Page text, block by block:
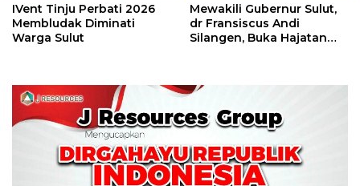
IVent Tinju Perbati 2026
Membludak Diminati
Warga Sulut
Mewakili Gubernur Sulut,
dr Fransiscus Andi
Silangen, Buka Hajatan